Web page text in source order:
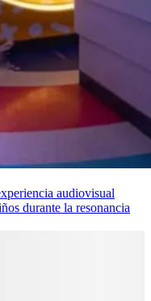
audiovisual
durante la resonancia